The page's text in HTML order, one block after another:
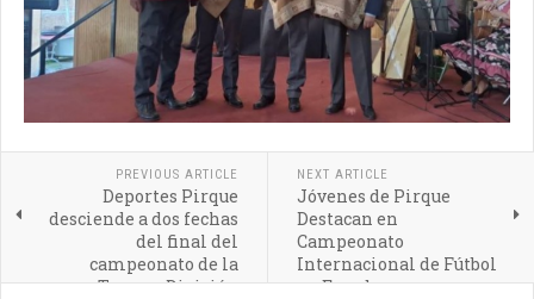
PREVIOUS ARTICLE
Deportes Pirque
desciende a dos fechas
del final del
campeonato de la
Tercera División
NEXT ARTICLE
Jóvenes de Pirque
Destacan en
Campeonato
Internacional de Fútbol
en Ecuador